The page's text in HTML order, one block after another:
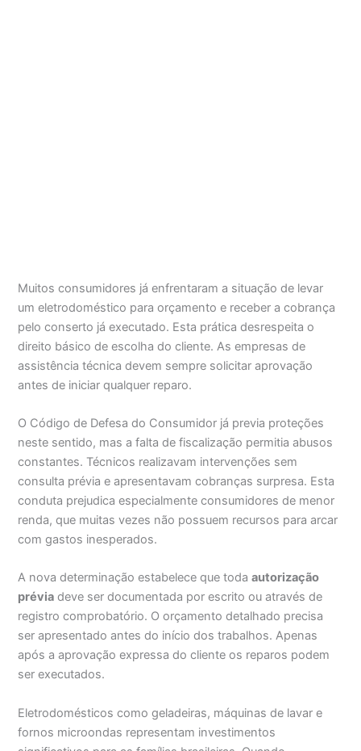
Muitos consumidores já enfrentaram a situação de levar
um eletrodoméstico para orçamento e receber a cobrança
pelo conserto já executado. Esta prática desrespeita o
direito básico de escolha do cliente. As empresas de
assistência técnica devem sempre solicitar aprovação
antes de iniciar qualquer reparo.
O Código de Defesa do Consumidor já previa proteções
neste sentido, mas a falta de fiscalização permitia abusos
constantes. Técnicos realizavam intervenções sem
consulta prévia e apresentavam cobranças surpresa. Esta
conduta prejudica especialmente consumidores de menor
renda, que muitas vezes não possuem recursos para arcar
com gastos inesperados.
A nova determinação estabelece que todaautorização
prévia deve ser documentada por escrito ou através de
registro comprobatório. O orçamento detalhado precisa
ser apresentado antes do início dos trabalhos. Apenas
após a aprovação expressa do cliente os reparos podem
ser executados.
Eletrodomésticos como geladeiras, máquinas de lavar e
fornos microondas representam investimentos